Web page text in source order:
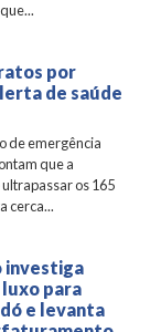
por
de saúde
de emergência
que a
os 165
cerca...
investiga
para
e levanta